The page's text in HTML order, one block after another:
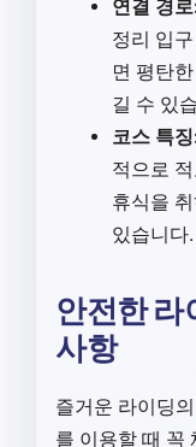
연결 경
정리 입
면 평탄
길 수 있
코스 특
적으로
휴식을
있습니다.
안전한 라
사항
즐거운 라이딩
를 이용할 때 꼭